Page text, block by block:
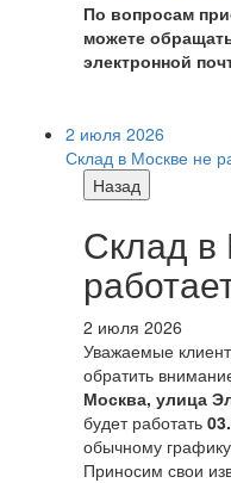
По вопросам
можете
электронной
2 июля 2026
Склад в Москве не
Назад
Склад в
2 июля 2026
Уважаемые
обратить
Москва, улица
будет работать
обычному
Приносим свои